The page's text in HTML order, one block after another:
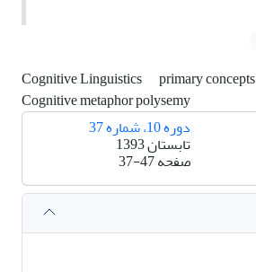
Cognitive Linguistics primary concepts
Cognitive metaphor polysemy
دوره 10، شماره 37
تابستان 1393
صفحه37-47